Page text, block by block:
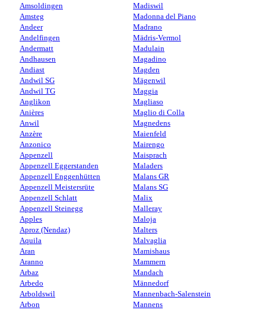
Amsoldingen
Amsteg
Andeer
Andelfingen
Andermatt
Andhausen
Andiast
Andwil SG
Andwil TG
Anglikon
Anières
Anwil
Anzère
Anzonico
Appenzell
Appenzell Eggerstanden
Appenzell Enggenhütten
Appenzell Meistersrüte
Appenzell Schlatt
Appenzell Steinegg
Apples
Aproz (Nendaz)
Aquila
Aran
Aranno
Arbaz
Arbedo
Arboldswil
Arbon
Madiswil
Madonna del Piano
Madrano
Mädris-Vermol
Madulain
Magadino
Magden
Mägenwil
Maggia
Magliaso
Maglio di Colla
Magnedens
Maienfeld
Mairengo
Maisprach
Maladers
Malans GR
Malans SG
Malix
Malleray
Maloja
Malters
Malvaglia
Mamishaus
Mammern
Mandach
Männedorf
Mannenbach-Salenstein
Mannens